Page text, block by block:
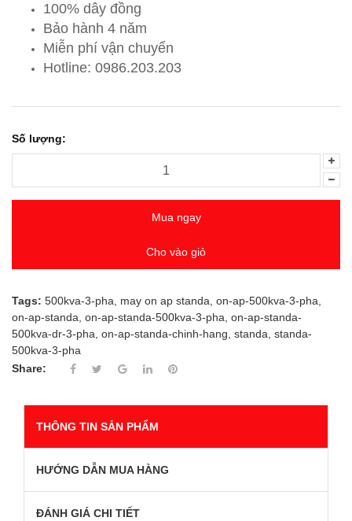
100% dây đồng
Bảo hành 4 năm
Miễn phí vận chuyển
Hotline: 0986.203.203
Số lượng:
Mua ngay
Cho vào giỏ
Tags: 500kva-3-pha, may on ap standa, on-ap-500kva-3-pha,
on-ap-standa, on-ap-standa-500kva-3-pha, on-ap-standa-
500kva-dr-3-pha, on-ap-standa-chinh-hang, standa, standa-
500kva-3-pha
Share:
THÔNG TIN SẢN PHẨM
HƯỚNG DẪN MUA HÀNG
ĐÁNH GIÁ CHI TIẾT